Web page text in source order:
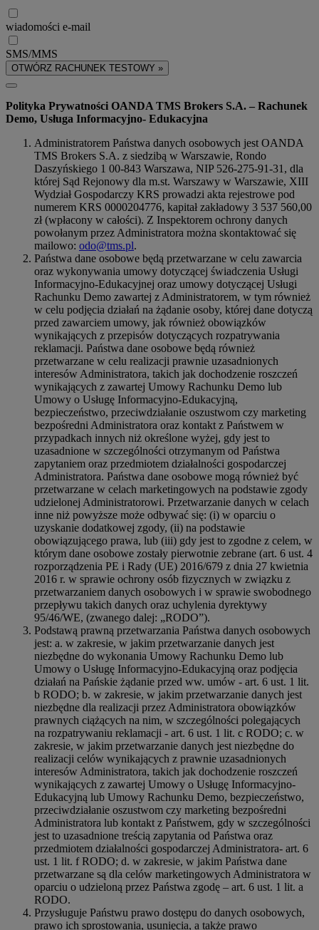
wiadomości e-mail
SMS/MMS
OTWÓRZ RACHUNEK TESTOWY »
Polityka Prywatności OANDA TMS Brokers S.A. – Rachunek
Demo, Usługa Informacyjno- Edukacyjna
Administratorem Państwa danych osobowych jest OANDA
TMS Brokers S.A. z siedzibą w Warszawie, Rondo
Daszyńskiego 1 00-843 Warszawa, NIP 526-275-91-31, dla
której Sąd Rejonowy dla m.st. Warszawy w Warszawie, XIII
Wydział Gospodarczy KRS prowadzi akta rejestrowe pod
numerem KRS 0000204776, kapitał zakładowy 3 537 560,00
zł (wpłacony w całości). Z Inspektorem ochrony danych
powołanym przez Administratora można skontaktować się
mailowo: odo@tms.pl.
Państwa dane osobowe będą przetwarzane w celu zawarcia
oraz wykonywania umowy dotyczącej świadczenia Usługi
Informacyjno-Edukacyjnej oraz umowy dotyczącej Usługi
Rachunku Demo zawartej z Administratorem, w tym również
w celu podjęcia działań na żądanie osoby, której dane dotyczą
przed zawarciem umowy, jak również obowiązków
wynikających z przepisów dotyczących rozpatrywania
reklamacji. Państwa dane osobowe będą również
przetwarzane w celu realizacji prawnie uzasadnionych
interesów Administratora, takich jak dochodzenie roszczeń
wynikających z zawartej Umowy Rachunku Demo lub
Umowy o Usługę Informacyjno-Edukacyjną,
bezpieczeństwo, przeciwdziałanie oszustwom czy marketing
bezpośredni Administratora oraz kontakt z Państwem w
przypadkach innych niż określone wyżej, gdy jest to
uzasadnione w szczególności otrzymanym od Państwa
zapytaniem oraz przedmiotem działalności gospodarczej
Administratora. Państwa dane osobowe mogą również być
przetwarzane w celach marketingowych na podstawie zgody
udzielonej Administratorowi. Przetwarzanie danych w celach
inne niż powyższe może odbywać się: (i) w oparciu o
uzyskanie dodatkowej zgody, (ii) na podstawie
obowiązującego prawa, lub (iii) gdy jest to zgodne z celem, w
którym dane osobowe zostały pierwotnie zebrane (art. 6 ust. 4
rozporządzenia PE i Rady (UE) 2016/679 z dnia 27 kwietnia
2016 r. w sprawie ochrony osób fizycznych w związku z
przetwarzaniem danych osobowych i w sprawie swobodnego
przepływu takich danych oraz uchylenia dyrektywy
95/46/WE, (zwanego dalej: „RODO”).
Podstawą prawną przetwarzania Państwa danych osobowych
jest: a. w zakresie, w jakim przetwarzanie danych jest
niezbędne do wykonania Umowy Rachunku Demo lub
Umowy o Usługę Informacyjno-Edukacyjną oraz podjęcia
działań na Pańskie żądanie przed ww. umów - art. 6 ust. 1 lit.
b RODO; b. w zakresie, w jakim przetwarzanie danych jest
niezbędne dla realizacji przez Administratora obowiązków
prawnych ciążących na nim, w szczególności polegających
na rozpatrywaniu reklamacji - art. 6 ust. 1 lit. c RODO; c. w
zakresie, w jakim przetwarzanie danych jest niezbędne do
realizacji celów wynikających z prawnie uzasadnionych
interesów Administratora, takich jak dochodzenie roszczeń
wynikających z zawartej Umowy o Usługę Informacyjno-
Edukacyjną lub Umowy Rachunku Demo, bezpieczeństwo,
przeciwdziałanie oszustwom czy marketing bezpośredni
Administratora lub kontakt z Państwem, gdy w szczególności
jest to uzasadnione treścią zapytania od Państwa oraz
przedmiotem działalności gospodarczej Administratora- art. 6
ust. 1 lit. f RODO; d. w zakresie, w jakim Państwa dane
przetwarzane są dla celów marketingowych Administratora w
oparciu o udzieloną przez Państwa zgodę – art. 6 ust. 1 lit. a
RODO.
Przysługuje Państwu prawo dostępu do danych osobowych,
prawo ich sprostowania, usunięcia, a także prawo